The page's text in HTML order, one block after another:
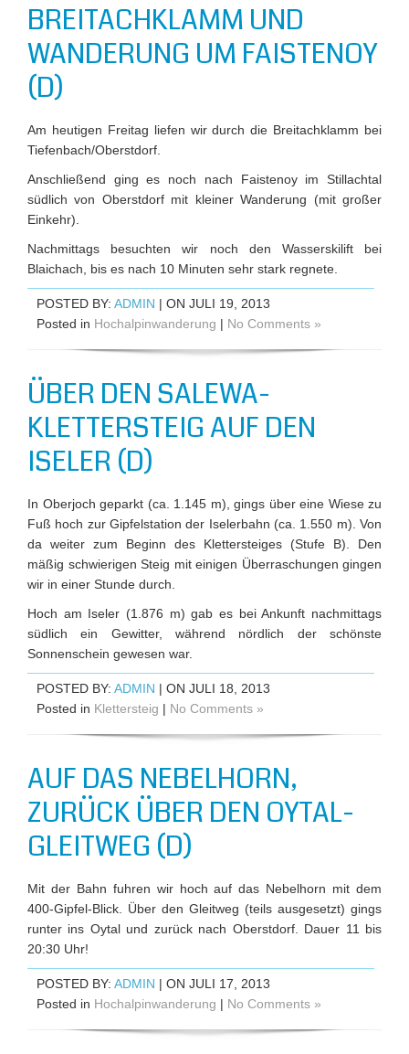
BREITACHKLAMM UND
WANDERUNG UM FAISTENOY
(D)
Am heutigen Freitag liefen wir durch die Breitachklamm bei
Tiefenbach/Oberstdorf.
Anschließend ging es noch nach Faistenoy im Stillachtal
südlich von Oberstdorf mit kleiner Wanderung (mit großer
Einkehr).
Nachmittags besuchten wir noch den Wasserskilift bei
Blaichach, bis es nach 10 Minuten sehr stark regnete.
POSTED BY: ADMIN | ON JULI 19, 2013
Posted in Hochalpinwanderung | No Comments »
ÜBER DEN SALEWA-
KLETTERSTEIG AUF DEN
ISELER (D)
In Oberjoch geparkt (ca. 1.145 m), gings über eine Wiese zu
Fuß hoch zur Gipfelstation der Iselerbahn (ca. 1.550 m). Von
da weiter zum Beginn des Klettersteiges (Stufe B). Den
mäßig schwierigen Steig mit einigen Überraschungen gingen
wir in einer Stunde durch.
Hoch am Iseler (1.876 m) gab es bei Ankunft nachmittags
südlich ein Gewitter, während nördlich der schönste
Sonnenschein gewesen war.
POSTED BY: ADMIN | ON JULI 18, 2013
Posted in Klettersteig | No Comments »
AUF DAS NEBELHORN,
ZURÜCK ÜBER DEN OYTAL-
GLEITWEG (D)
Mit der Bahn fuhren wir hoch auf das Nebelhorn mit dem
400-Gipfel-Blick. Über den Gleitweg (teils ausgesetzt) gings
runter ins Oytal und zurück nach Oberstdorf. Dauer 11 bis
20:30 Uhr!
POSTED BY: ADMIN | ON JULI 17, 2013
Posted in Hochalpinwanderung | No Comments »